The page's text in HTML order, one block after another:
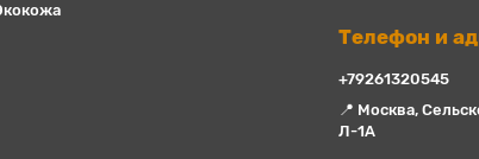
Телефон и
+79261320545
📍 Москва,
Л-1А